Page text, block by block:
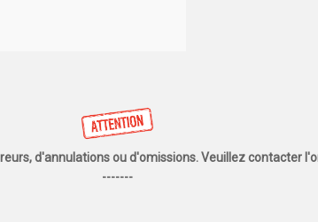
d'annulations ou d'omissions. Veuillez contacter
-------